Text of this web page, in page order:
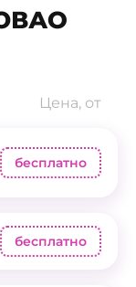
Цена, от
бесплатно
бесплатно